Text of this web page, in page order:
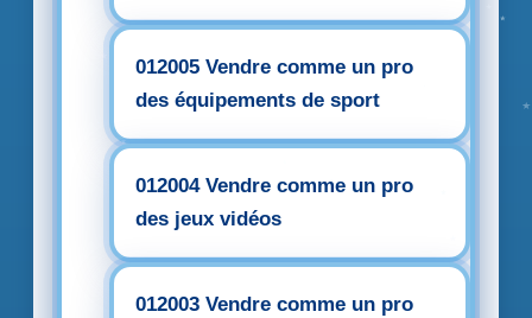
012005 Vendre comme un pro
des équipements de sport
012004 Vendre comme un pro
des jeux vidéos
012003 Vendre comme un pro